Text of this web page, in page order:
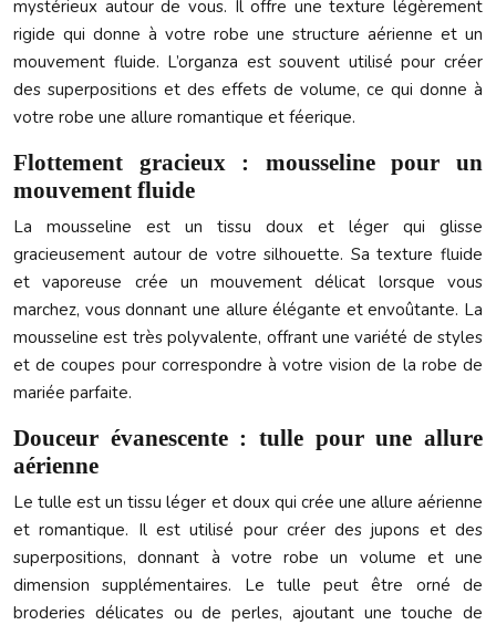
mystérieux autour de vous. Il offre une texture légèrement
rigide qui donne à votre robe une structure aérienne et un
mouvement fluide. L’organza est souvent utilisé pour créer
des superpositions et des effets de volume, ce qui donne à
votre robe une allure romantique et féerique.
Flottement gracieux : mousseline pour un
mouvement fluide
La mousseline est un tissu doux et léger qui glisse
gracieusement autour de votre silhouette. Sa texture fluide
et vaporeuse crée un mouvement délicat lorsque vous
marchez, vous donnant une allure élégante et envoûtante. La
mousseline est très polyvalente, offrant une variété de styles
et de coupes pour correspondre à votre vision de la robe de
mariée parfaite.
Douceur évanescente : tulle pour une allure
aérienne
Le tulle est un tissu léger et doux qui crée une allure aérienne
et romantique. Il est utilisé pour créer des jupons et des
superpositions, donnant à votre robe un volume et une
dimension supplémentaires. Le tulle peut être orné de
broderies délicates ou de perles, ajoutant une touche de